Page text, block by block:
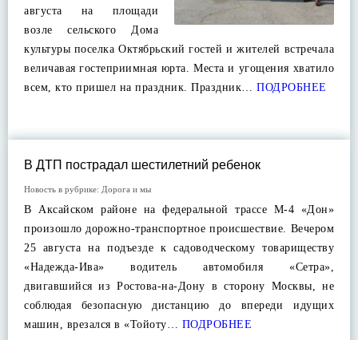
августа на площади
возле сельского Дома
культуры поселка Октябрьский гостей и жителей встречала
величавая гостеприимная юрта. Места и угощения хватило
всем, кто пришел на праздник. Праздник… ПОДРОБНЕЕ
В ДТП пострадал шестилетний ребенок
Новость в рубрике: Дорога и мы
В Аксайском районе на федеральной трассе М-4 «Дон»
произошло дорожно-транспортное происшествие. Вечером
25 августа на подъезде к садоводческому товариществу
«Надежда-Ива» водитель автомобиля «Сетра»,
двигавшийся из Ростова-на-Дону в сторону Москвы, не
соблюдая безопасную дистанцию до впереди идущих
машин, врезался в «Тойоту… ПОДРОБНЕЕ